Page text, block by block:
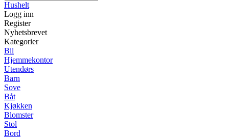
Hushelt
Logg inn
Register
Nyhetsbrevet
Kategorier
Bil
Hjemmekontor
Utendørs
Barn
Sove
Båt
Kjøkken
Blomster
Stol
Bord